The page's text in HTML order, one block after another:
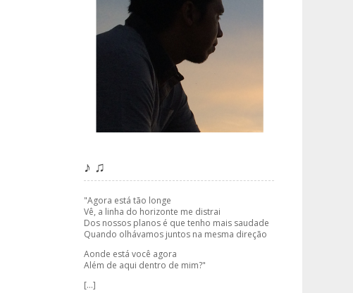
♪ ♫
"Agora está tão longe
Vê, a linha do horizonte me distrai
Dos nossos planos é que tenho mais saudade
Quando olhávamos juntos na mesma direção
Aonde está você agora
Além de aqui dentro de mim?"
[...]